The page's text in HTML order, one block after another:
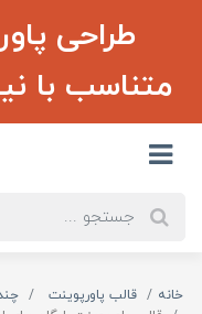
طراحی
متناسب با
خانه قالب پاورپوینت